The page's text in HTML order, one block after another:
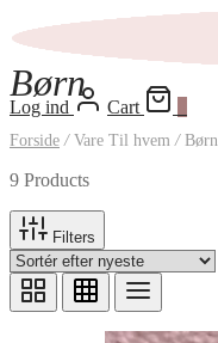
Log ind Cart
Børn
Forside /Vare Til hvem /Børn
9 Products
Filters